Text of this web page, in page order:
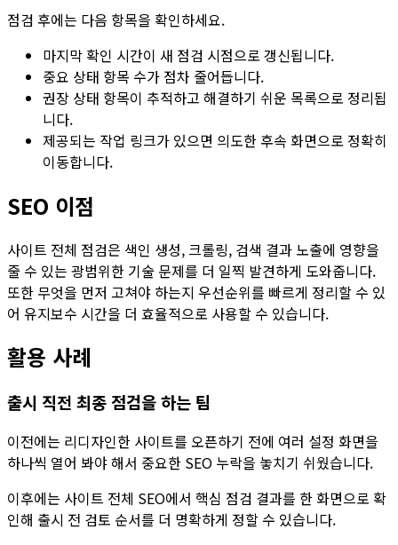
점검 후에는 다음 항목을 확인하세요.
마지막 확인 시간이 새 점검 시점으로 갱신됩니다.
중요 상태 항목 수가 점차 줄어듭니다.
권장 상태 항목이 추적하고 해결하기 쉬운 목록으로 정리됩
니다.
제공되는 작업 링크가 있으면 의도한 후속 화면으로 정확히
이동합니다.
SEO 이점
사이트 전체 점검은 색인 생성, 크롤링, 검색 결과 노출에 영향을
줄 수 있는 광범위한 기술 문제를 더 일찍 발견하게 도와줍니다.
또한 무엇을 먼저 고쳐야 하는지 우선순위를 빠르게 정리할 수 있
어 유지보수 시간을 더 효율적으로 사용할 수 있습니다.
활용 사례
출시 직전 최종 점검을 하는 팀
이전에는 리디자인한 사이트를 오픈하기 전에 여러 설정 화면을
하나씩 열어 봐야 해서 중요한 SEO 누락을 놓치기 쉬웠습니다.
이후에는 사이트 전체 SEO에서 핵심 점검 결과를 한 화면으로 확
인해 출시 전 검토 순서를 더 명확하게 정할 수 있습니다.